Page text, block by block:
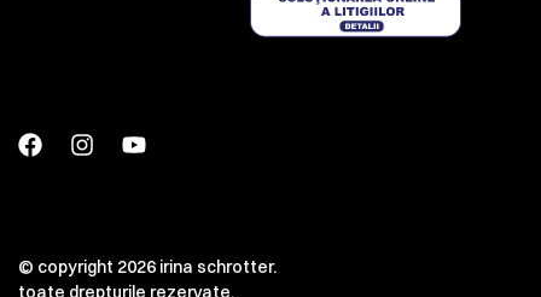
© copyright 2026 irina schrotter.
toate drepturile rezervate.